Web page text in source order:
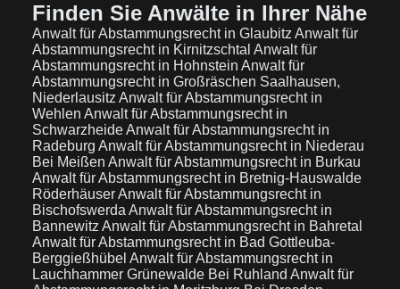
Finden Sie Anwälte in Ihrer Nähe
Anwalt für Abstammungsrecht in Glaubitz Anwalt für
Abstammungsrecht in Kirnitzschtal Anwalt für
Abstammungsrecht in Hohnstein Anwalt für
Abstammungsrecht in Großräschen Saalhausen,
Niederlausitz Anwalt für Abstammungsrecht in
Wehlen Anwalt für Abstammungsrecht in
SchwarzheideAnwalt für Abstammungsrecht in
Radeburg Anwalt für Abstammungsrecht in Niederau
Bei Meißen Anwalt für Abstammungsrecht in Burkau
Anwalt für Abstammungsrecht in Bretnig-Hauswalde
RöderhäuserAnwalt für Abstammungsrecht in
Bischofswerda Anwalt für Abstammungsrecht in
Bannewitz Anwalt für Abstammungsrecht in Bahretal
Anwalt für Abstammungsrecht in Bad Gottleuba-
Berggießhübel Anwalt für Abstammungsrecht in
Lauchhammer Grünewalde Bei Ruhland Anwalt für